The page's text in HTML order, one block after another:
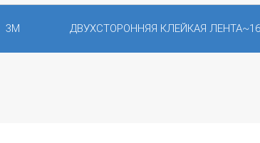
3M ДВУХСТОРОННЯЯ КЛЕЙКАЯ